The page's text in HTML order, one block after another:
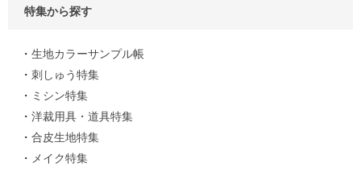
特集から探す
生地カラーサンプル帳
刺しゅう特集
ミシン特集
洋裁用具・道具特集
合皮生地特集
メイク特集